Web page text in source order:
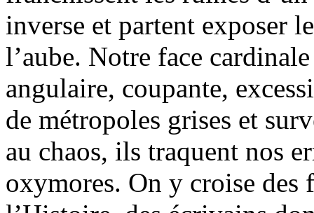
inverse et partent exposer
l’aube. Notre face
angulaire, coupante,
de métropoles grises et
au chaos, ils traquent nos
oxymores. On y croise des